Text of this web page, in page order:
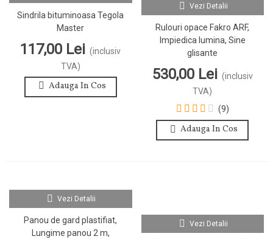
Sindrila bituminoasa Tegola
Master
117,00 Lei (inclusiv
TVA)
Adauga In Cos
Vezi Detalii
Rulouri opace Fakro ARF,
Impiedica lumina, Sine
glisante
530,00 Lei (inclusiv
TVA)
(9)
Adauga In Cos
Vezi Detalii
Panou de gard plastifiat,
Lungime panou 2 m,
Vezi Detalii